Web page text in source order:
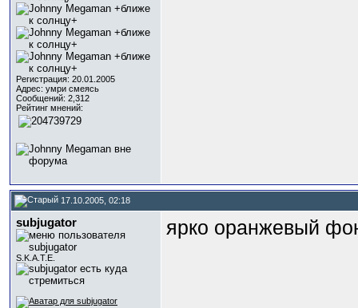
Регистрация: 20.01.2005
Адрес: умри смеясь
Сообщений: 2,312
Рейтинг мнений:
17.10.2005, 02:18
subjugator
S.K.A.T.E.
ярко оранжевый